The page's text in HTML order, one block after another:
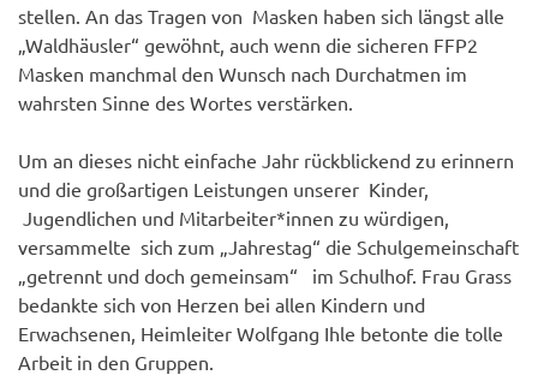
stellen. An das Tragen von Masken haben sich längst alle
„Waldhäusler“ gewöhnt, auch wenn die sicheren FFP2
Masken manchmal den Wunsch nach Durchatmen im
wahrsten Sinne des Wortes verstärken.
Um an dieses nicht einfache Jahr rückblickend zu erinnern
und die großartigen Leistungen unserer Kinder,
Jugendlichen und Mitarbeiter*innen zu würdigen,
versammelte sich zum „Jahrestag“ die Schulgemeinschaft
„getrennt und doch gemeinsam“ im Schulhof. Frau Grass
bedankte sich von Herzen bei allen Kindern und
Erwachsenen, Heimleiter Wolfgang Ihle betonte die tolle
Arbeit in den Gruppen.